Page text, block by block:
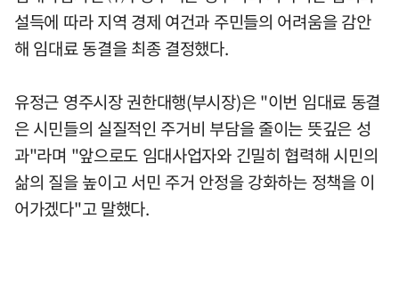
설득에 따라 지역 경제 여건과 주민들의 어려움을 감안
해 임대료 동결을 최종 결정했다.
유정근 영주시장 권한대행(부시장)은 "이번 임대료 동결
은 시민들의 실질적인 주거비 부담을 줄이는 뜻깊은 성
과"라며 "앞으로도 임대사업자와 긴밀히 협력해 시민의
삶의 질을 높이고 서민 주거 안정을 강화하는 정책을 이
어가겠다"고 말했다.